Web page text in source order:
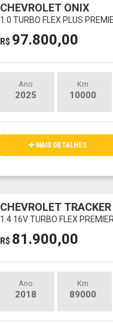
CHEVROLET ONIX
1.0 TURBO FLEX PLUS
R$ 97.800,00
Ano
2025
Km
10000
MAIS DETALHES
CHEVROLET TRACKER
1.4 16V TURBO FLEX
R$ 81.900,00
Ano
2018
Km
89000